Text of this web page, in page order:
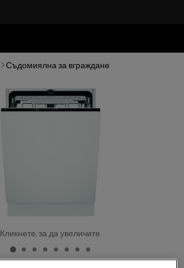
Съдомиялна за вграждане
Кликнете, за да увеличите.